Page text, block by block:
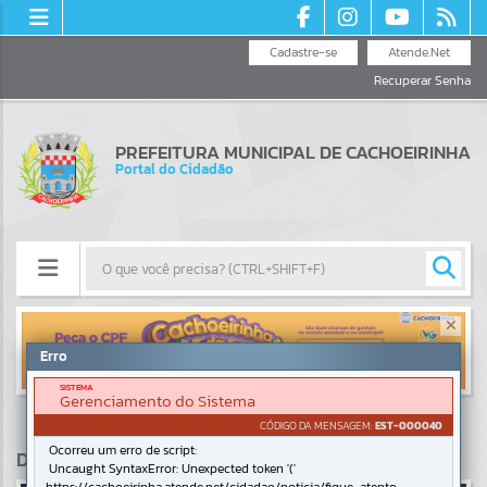
Atende.Net
Cadastre-se
Recuperar Senha
PREFEITURA MUNICIPAL DE CACHOEIRINHA
Portal do Cidadão
Resultados para""
Portais
Por favor, aguarde...
DESTAQUES
Erro
SISTEMA
Gerenciamento do Sistema
CÓDIGO DA MENSAGEM:EST-000040
Ocorreu um erro de script:
Uncaught SyntaxError: Unexpected token '('